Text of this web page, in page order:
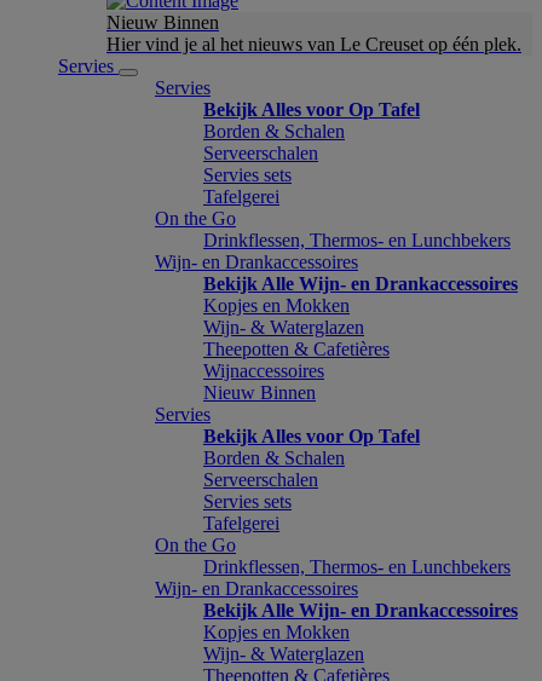
Nieuw Binnen
Hier vind je al het nieuws van Le Creuset op één plek.
Servies
Servies
Bekijk Alles voor Op Tafel
Borden & Schalen
Serveerschalen
Servies sets
Tafelgerei
On the Go
Drinkflessen, Thermos- en Lunchbekers
Wijn- en Drankaccessoires
Bekijk Alle Wijn- en Drankaccessoires
Kopjes en Mokken
Wijn- & Waterglazen
Theepotten & Cafetières
Wijnaccessoires
Nieuw Binnen
Servies
Bekijk Alles voor Op Tafel
Borden & Schalen
Serveerschalen
Servies sets
Tafelgerei
On the Go
Drinkflessen, Thermos- en Lunchbekers
Wijn- en Drankaccessoires
Bekijk Alle Wijn- en Drankaccessoires
Kopjes en Mokken
Wijn- & Waterglazen
Theepotten & Cafetières